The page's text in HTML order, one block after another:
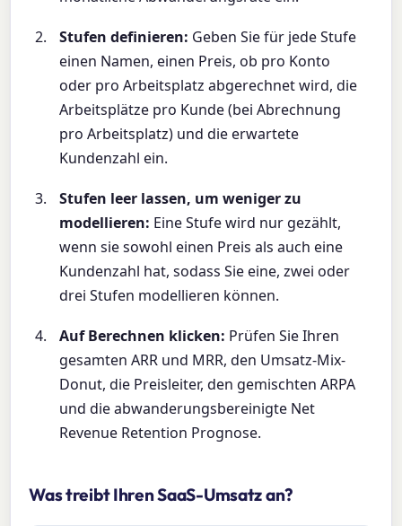
Stufen definieren: Geben Sie für jede Stufe
einen Namen, einen Preis, ob pro Konto
oder pro Arbeitsplatz abgerechnet wird, die
Arbeitsplätze pro Kunde (bei Abrechnung
pro Arbeitsplatz) und die erwartete
Kundenzahl ein.
Stufen leer lassen, um weniger zu
modellieren: Eine Stufe wird nur gezählt,
wenn sie sowohl einen Preis als auch eine
Kundenzahl hat, sodass Sie eine, zwei oder
drei Stufen modellieren können.
Auf Berechnen klicken: Prüfen Sie Ihren
gesamten ARR und MRR, den Umsatz-Mix-
Donut, die Preisleiter, den gemischten ARPA
und die abwanderungsbereinigte Net
Revenue Retention Prognose.
Was treibt Ihren SaaS-Umsatz an?